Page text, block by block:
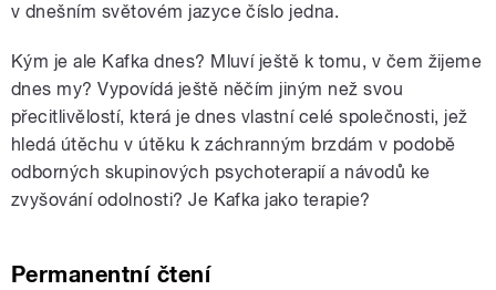
v dnešním světovém jazyce číslo jedna.
Kým je ale Kafka dnes? Mluví ještě k tomu, v čem žijeme
dnes my? Vypovídá ještě něčím jiným než svou
přecitlivělostí, která je dnes vlastní celé společnosti, jež
hledá útěchu v útěku k záchranným brzdám v podobě
odborných skupinových psychoterapií a návodů ke
zvyšování odolnosti? Je Kafka jako terapie?
Permanentní čtení